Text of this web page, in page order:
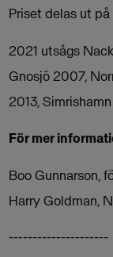
Priset delas ut
2021 utsågs
Gnosjö 2007,
2013,
För mer
Boo Gunnarson,
Harry Goldman,
---------------------